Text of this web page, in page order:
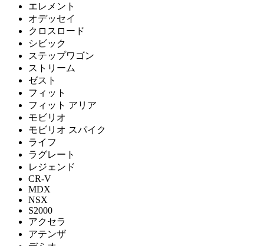
エレメント
オデッセイ
クロスロード
シビック
ステップワゴン
ストリーム
ゼスト
フィット
フィット アリア
モビリオ
モビリオ スパイク
ライフ
ラグレート
レジェンド
CR-V
MDX
NSX
S2000
アクセラ
アテンザ